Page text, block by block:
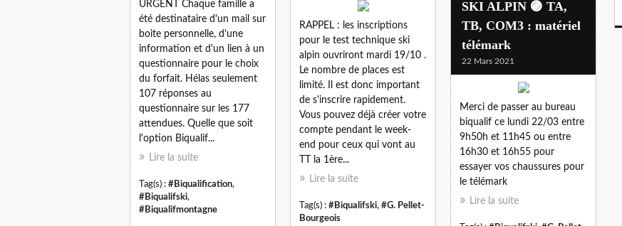
URGENT Chaque famille a
été destinataire d'un mail sur
boite personnelle, d'une
information et d'un lien à un
questionnaire pour le choix
du forfait. Hélas seulement
107 réponses au
questionnaire sur les 177
attendues. Quelle que soit
l'option Biqualif...
Lire la suite
Tag(s) : #Biqualification,
#Biqualifski,
#Biqualifmontagne
RAPPEL : les inscriptions
pour le test technique ski
alpin ouvriront mardi 19/10 .
Le nombre de places est
limité. Il est donc important
de s'inscrire rapidement.
Vous pouvez déjà créer votre
compte pendant le week-
end pour ceux qui vont au
TT la 1ère...
Lire la suite
Tag(s) : #Biqualifski, #G. Pellet-
Bourgeois
SKI ALPIN 🟣 TA,
TB, COM3 : matériel
télémark
22 Mars 2021
Merci de passer au bureau
biqualif ce lundi 22/03 entre
9h50h et 11h45 ou entre
16h30 et 16h55 pour
essayer vos chaussures pour
le télémark
Lire la suite